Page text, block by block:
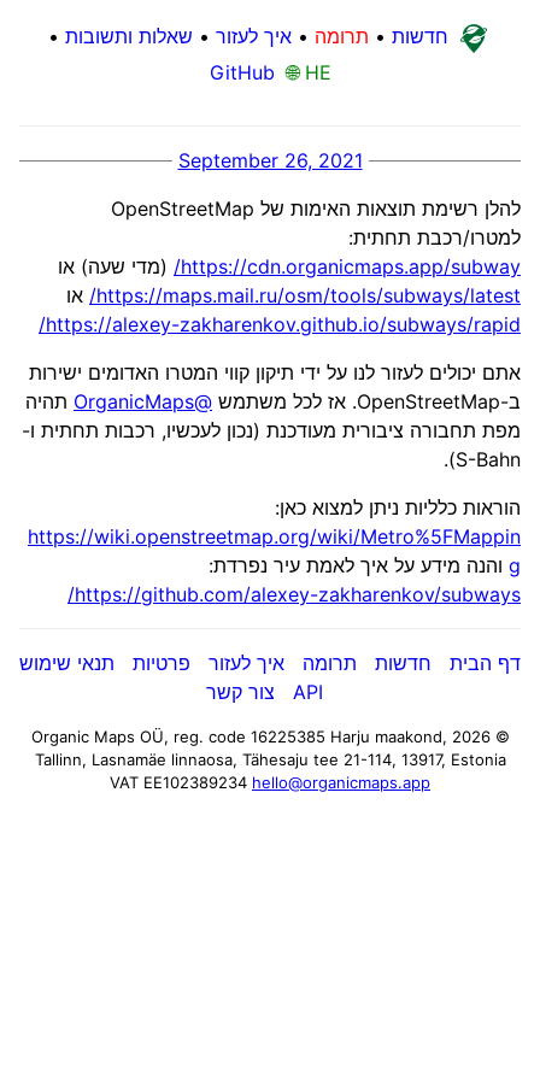
חדשות • תרומה •איך לעזור • שאלות ותשובות •
GitHub 🌐 HE
September 26, 2021
להלן רשימת תוצאות האימות של OpenStreetMap
למטרו/רכבת תחתית:
https://cdn.organicmaps.app/subway/
(מדי שעה) או
https://maps.mail.ru/osm/tools/subways/latest/ או
https://alexey-zakharenkov.github.io/subways/rapid/
אתם יכולים לעזור לנו על ידי תיקון קווי המטרו האדומים ישירות
ב-OpenStreetMap. אז לכל משתמש
@OrganicMaps
תהיה
מפת תחבורה ציבורית מעודכנת (נכון לעכשיו, רכבות תחתית ו-
S-Bahn).
הוראות כלליות ניתן למצוא כאן:
https://wiki.openstreetmap.org/wiki/Metro%5FMappin
g והנה מידע על איך לאמת עיר נפרדת:
https://github.com/alexey-zakharenkov/subways/
דף הבית חדשות תרומה איך לעזור פרטיות
תנאי שימוש
API
צור קשר
© 2026 Organic Maps OÜ, reg. code 16225385
Harju maakond,
Tallinn, Lasnamäe linnaosa, Tähesaju tee 21-114, 13917, Estonia
VAT EE102389234 hello@organicmaps.app